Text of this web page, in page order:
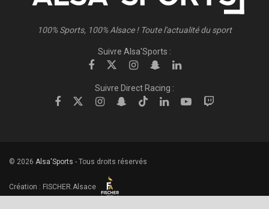
100% Sports, 100% Alsace ! Toute l'actualité du sport
Suivre Alsa'Sports :
Suivre Direct Racing :
© 2026 Alsa'Sports - Tous droits réservés
Création : FISCHER.Alsace